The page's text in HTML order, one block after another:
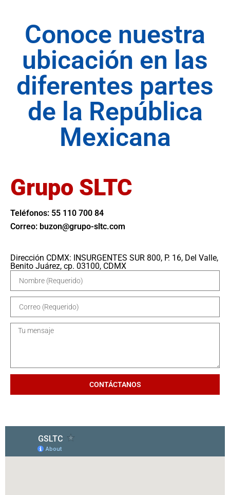
Conoce nuestra
ubicación en las
diferentes partes
de la República
Mexicana
Grupo SLTC
Teléfonos: 55 110 700 84
Correo: buzon@grupo-sltc.com
Dirección CDMX: INSURGENTES SUR 800, P. 16, Del Valle,
Benito Juárez, cp. 03100, CDMX
CONTÁCTANOS